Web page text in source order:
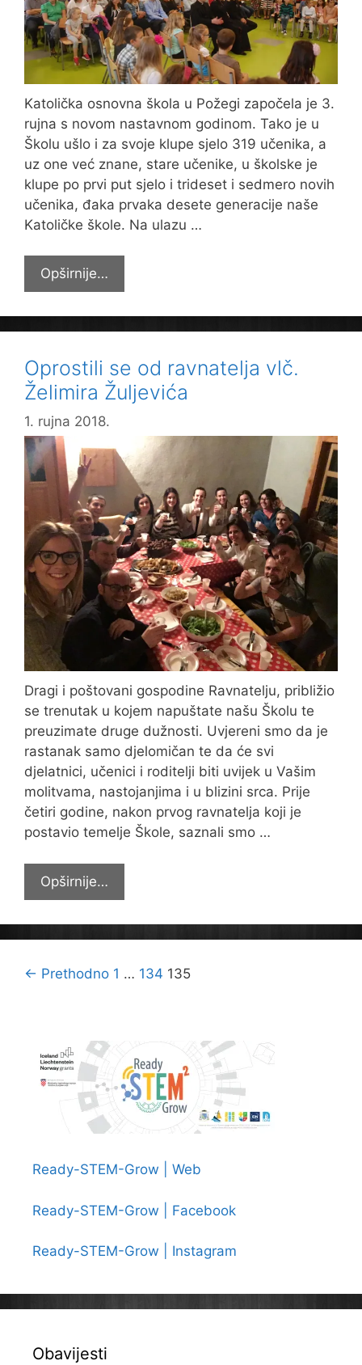
Katolička osnovna škola u Požegi započela je 3.
rujna s novom nastavnom godinom. Tako je u
Školu ušlo i za svoje klupe sjelo 319 učenika, a
uz one već znane, stare učenike, u školske je
klupe po prvi put sjelo i trideset i sedmero novih
učenika, đaka prvaka desete generacije naše
Katoličke škole. Na ulazu …
Opširnije…
GENERACIJA
UČENIKA
KATOLIČKE
ŠKOLE
U
PRVI
PUT
SJELA
U
ŠKOLSKE
KLUPE
Oprostili se od ravnatelja vlč.
Želimira Žuljevića
1. rujna 2018.
Dragi i poštovani gospodine Ravnatelju, približio
se trenutak u kojem napuštate našu Školu te
preuzimate druge dužnosti. Uvjereni smo da je
rastanak samo djelomičan te da će svi
djelatnici, učenici i roditelji biti uvijek u Vašim
molitvama, nastojanjima i u blizini srca. Prije
četiri godine, nakon prvog ravnatelja koji je
postavio temelje Škole, saznali smo …
Opširnije…
se
od
ravnatelja
Želimira
Navigacija
← Prethodno 1 … 134 135
Ready-STEM-Grow | Web
Ready-STEM-Grow | Facebook
Ready-STEM-Grow | Instagram
Obavijesti